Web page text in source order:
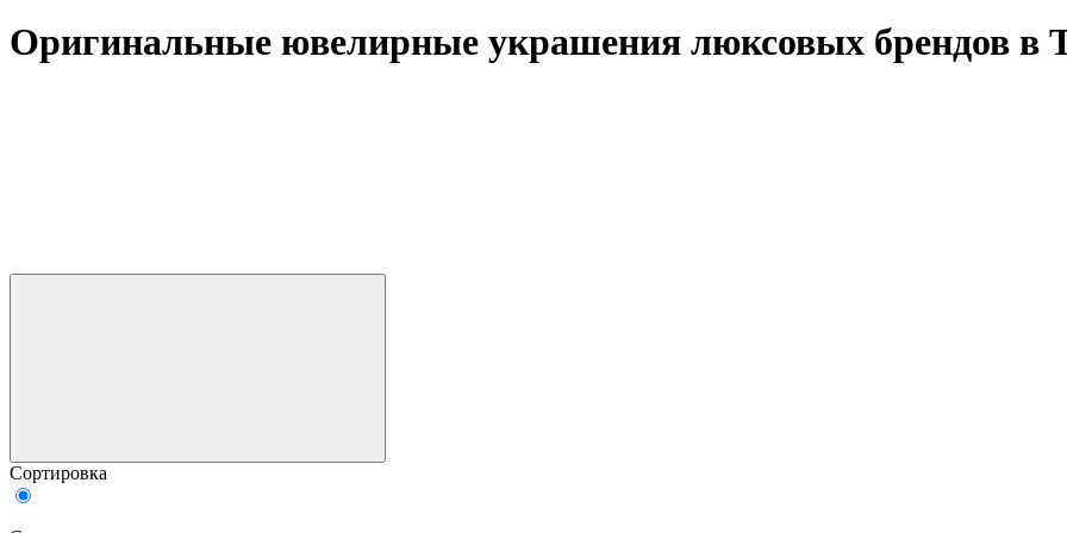
Оригинальные ювелирные украшения люксовых брендов в
Сортировка